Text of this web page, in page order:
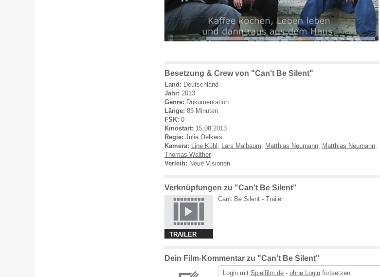
Besetzung & Crew von "Can't Be Silent"
Land: Deutschland
Jahr: 2013
Genre: Dokumentation
Länge: 85 Minuten
FSK: 0
Kinostart: 15.08.2013
Regie: Julia Oelkers
Kamera: Line Kühl , Lars Maibaum, Matthias Neumann, Matthias Neumann,
Thomas Walther
Verleih: Neue Visionen
Verknüpfungen zu "Can't Be Silent"
TRAILER
Can't Be Silent - Trailer
Dein Film-Kommentar zu "Can't Be Silent"
Login mit Spielfilm.de - ohne Login fortsetzen.